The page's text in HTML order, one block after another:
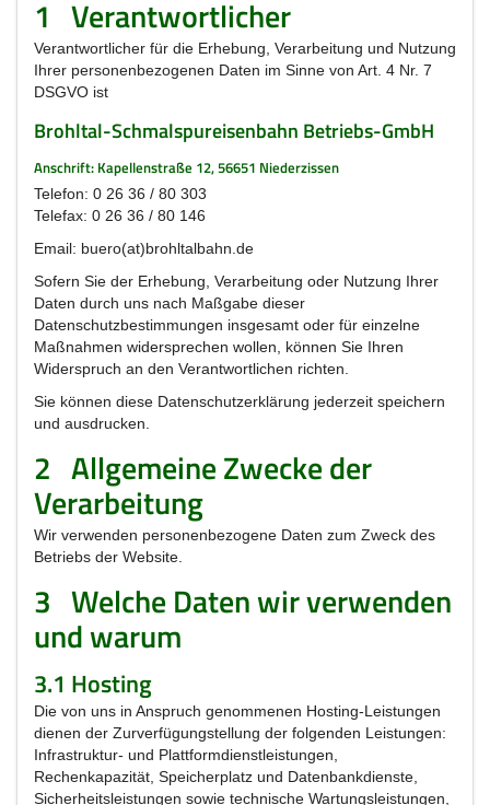
1 Verantwortlicher
Verantwortlicher für die Erhebung, Verarbeitung und Nutzung
Ihrer personenbezogenen Daten im Sinne von Art. 4 Nr. 7
DSGVO ist
Brohltal-Schmalspureisenbahn Betriebs-GmbH
Anschrift: Kapellenstraße 12, 56651 Niederzissen
Telefon: 0 26 36 / 80 303
Telefax: 0 26 36 / 80 146
Email: buero(at)brohltalbahn.de
Sofern Sie der Erhebung, Verarbeitung oder Nutzung Ihrer
Daten durch uns nach Maßgabe dieser
Datenschutzbestimmungen insgesamt oder für einzelne
Maßnahmen widersprechen wollen, können Sie Ihren
Widerspruch an den Verantwortlichen richten.
Sie können diese Datenschutzerklärung jederzeit speichern
und ausdrucken.
2 Allgemeine Zwecke der
Verarbeitung
Wir verwenden personenbezogene Daten zum Zweck des
Betriebs der Website.
3 Welche Daten wir verwenden
und warum
3.1 Hosting
Die von uns in Anspruch genommenen Hosting-Leistungen
dienen der Zurverfügungstellung der folgenden Leistungen:
Infrastruktur- und Plattformdienstleistungen,
Rechenkapazität, Speicherplatz und Datenbankdienste,
Sicherheitsleistungen sowie technische Wartungsleistungen,